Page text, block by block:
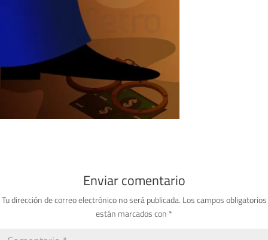
Enviar comentario
Tu dirección de correo electrónico no será publicada. Los campos obligatorios
están marcados con *